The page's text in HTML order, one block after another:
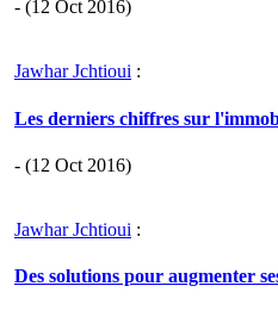
- (12 Oct 2016)
Jawhar Jchtioui :
Les derniers chiffres sur
- (12 Oct 2016)
Jawhar Jchtioui :
Des solutions pour augmenter